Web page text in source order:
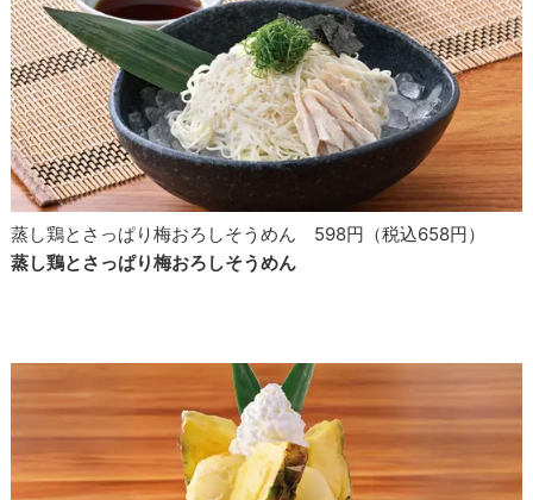
蒸し鶏とさっぱり梅おろしそうめん 598円（税込658円）
蒸し鶏とさっぱり梅おろしそうめん